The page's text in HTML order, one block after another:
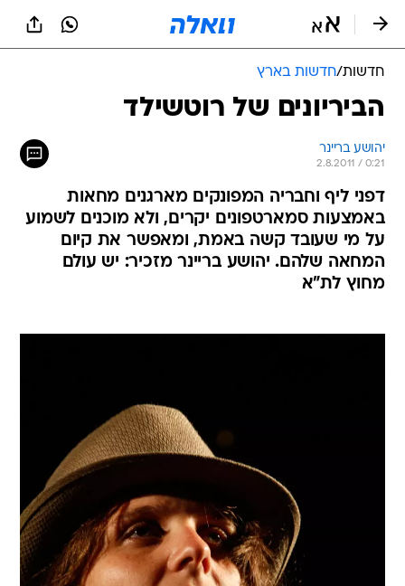
חדשות/חדשות בארץ
הביריונים של רוטשילד
יהושע בריינר
2.8.2011 / 0:21
דפני ליף וחבריה המפונקים מארגנים מחאות
באמצעות סמארטפונים יקרים, ולא מוכנים לשמוע
על מי שעובד קשה באמת, ומאפשר את קיום
המחאה שלהם. יהושע בריינר מזכיר: יש עולם
מחוץ לת"א